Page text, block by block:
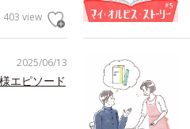
403 view
2025/06/13
エピソード